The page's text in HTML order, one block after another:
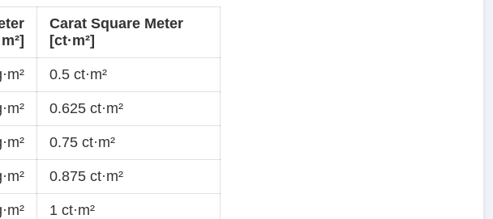
Carat Square Meter
[ct·m²]
0.5 ct·m²
0.625 ct·m²
0.75 ct·m²
0.875 ct·m²
1 ct·m²